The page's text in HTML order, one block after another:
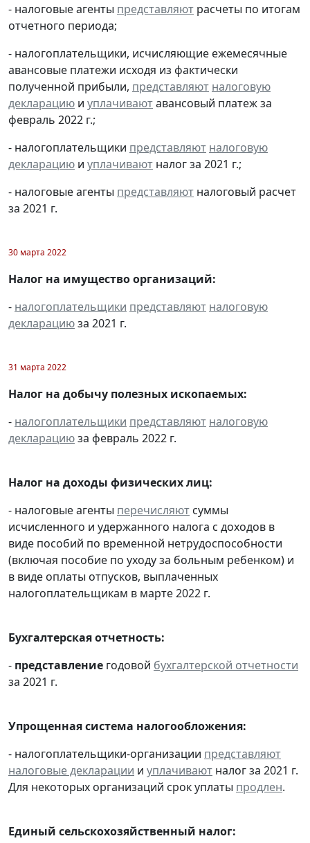
- налоговые агенты представляют расчеты по итогам
отчетного периода;
- налогоплательщики, исчисляющие ежемесячные
авансовые платежи исходя из фактически
полученной прибыли, представляют налоговую
декларацию и уплачиваютавансовый платеж за
февраль 2022 г.;
- налогоплательщики представляют налоговую
декларацию и уплачивают налог за 2021 г.;
- налоговые агенты представляют налоговый расчет
за 2021 г.
30 марта 2022
Налог на имущество организаций:
- налогоплательщики представляют налоговую
декларациюза 2021 г.
31 марта 2022
Налог на добычу полезных ископаемых:
- налогоплательщики представляют налоговую
декларациюза февраль 2022 г.
Налог на доходы физических лиц:
- налоговые агенты перечисляют суммы
исчисленного и удержанного налога с доходов в
виде пособий по временной нетрудоспособности
(включая пособие по уходу за больным ребенком) и
в виде оплаты отпусков, выплаченных
налогоплательщикам в марте 2022 г.
Бухгалтерская отчетность:
- представление годовой бухгалтерской отчетности
за 2021 г.
Упрощенная система налогообложения:
- налогоплательщики-организации представляют
налоговые декларации и уплачивают налог за 2021 г.
Для некоторых организаций срок уплаты продлен.
Единый сельскохозяйственный налог: